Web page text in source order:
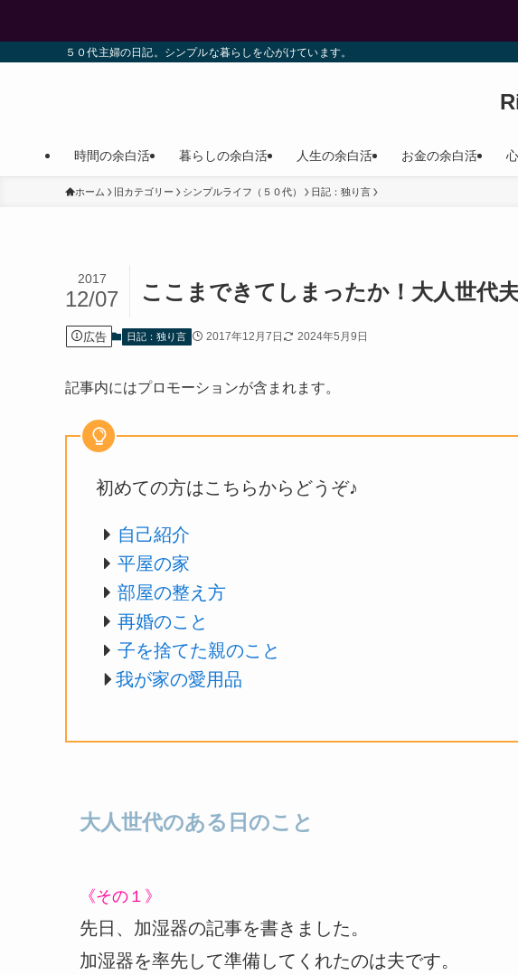
５０代主婦の日記。シンプルな暮らしを心がけています。
時間の余白活 暮らしの余白活 人生の余白活 お金の余白活
ホーム 旧カテゴリー シンプルライフ（５０代） 日記：独り言
ここまできてしまったか！大人世代
2017
12/07
広告 日記：独り言 2017年12月7日 2024年5月9日
記事内にはプロモーションが含まれます。
初めての方はこちらからどうぞ♪
自己紹介
平屋の家
部屋の整え方
再婚のこと
子を捨てた親のこと
我が家の愛用品
大人世代のある日のこと
《その１》
先日、加湿器の記事を書きました。
加湿器を率先して準備してくれたのは夫です。